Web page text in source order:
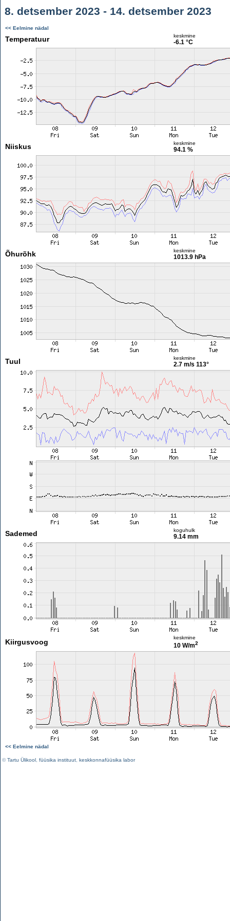
8. detsember 2023 - 14. detsember 2023
<< Eelmine nädal
Temperatuur keskmine
-6.1 °C
Niiskus keskmine
94.1 %
Õhurõhk keskmine
1013.9 hPa
Tuul keskmine
2.7 m/s 113°
Sademed koguhulk
9.14 mm
Kiirgusvoog
keskmine
10 W/m2
<< Eelmine nädal
©Tartu Ülikool füüsika instituut keskkonnafüüsika labor